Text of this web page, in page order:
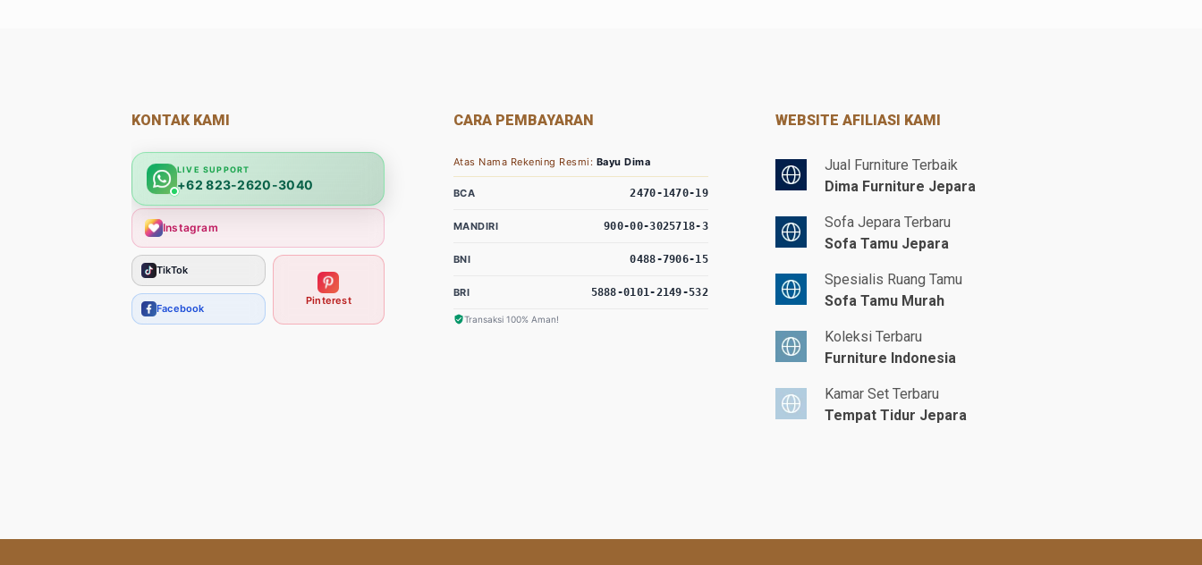
KONTAK KAMI
LIVE SUPPORT
+62 823-2620-3040
Instagram
TikTok
Facebook
Pinterest
CARA PEMBAYARAN
Atas Nama Rekening Resmi: Bayu Dima
BCA 2470-1470-19
MANDIRI 900-00-3025718-3
BNI 0488-7906-15
BRI 5888-0101-2149-532
Transaksi 100% Aman!
WEBSITE AFILIASI KAMI
Jual Furniture Terbaik
Dima Furniture Jepara
Sofa Jepara Terbaru
Sofa Tamu Jepara
Spesialis Ruang Tamu
Sofa Tamu Murah
Koleksi Terbaru
Furniture Indonesia
Kamar Set Terbaru
Tempat Tidur Jepara